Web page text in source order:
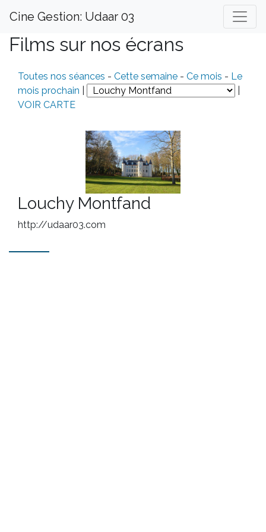
Cine Gestion: Udaar 03
Films sur nos écrans
Toutes nos séances - Cette semaine - Ce mois - Le
mois prochain
VOIR CARTE
Louchy Montfand
http://udaar03.com